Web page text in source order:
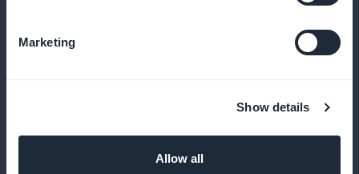
Marketing
Show details
Allow all